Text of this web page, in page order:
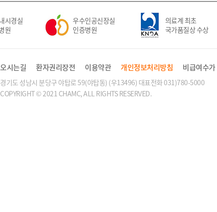
경실
원
우수인공신장실
인증병원
의료계 최초
국가품질상 수상
오시는길 환자권리장전 이용약관 개인정보처리방침 비급여수가
경기도 성남시 분당구 야탑로 59(야탑동) (우13496) 대표전화 031)780-5000
COPYRIGHT © 2021 CHAMC, ALL RIGHTS RESERVED.